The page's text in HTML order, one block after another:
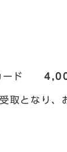
ード
取となり、